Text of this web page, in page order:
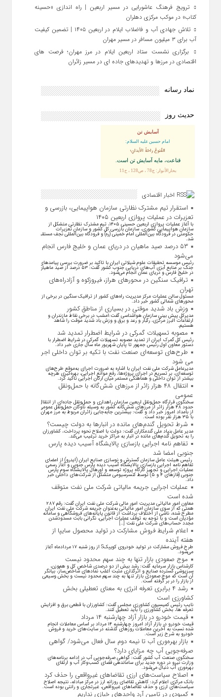
ترویج فرهنگ عاشورایی در مسیر اربعین | راه‌ اندازی «حسینه
کتاب» در موکب مرکزی دهلران
تلاش جهادی آب و فاضلاب ایلام در اربعین ۱۴۰۵ | تضمین کیفیت
آب برای ۳ میلیون مسافر در مسیر مهران
برگزاری نشست ستاد اربعین ایلام در مرز مهران؛ فرصت‌ های
اقتصادی در مرزها و تهدیدهای جاده‌ ای در مسیر زائران
نماد رسانه
حدیث روز
آسایش تن
امام حسین علیه السلام:
القُنوعُ راحَةُ الأبدانِ؛
قناعت، مايه آسايش تن است.
بحارالأنوار: ج78 ، ص128 ، ح11
اخبار اقتصادی
استقرار تیم مشترک نظارتی سازمان هواپیمایی، بازرسی و
تعزیرات در عملیات پروازی اربعین ۱۴۰۵
با آغاز عملیات پروازی اربعین حسینی ۱۴۰۵، تیم مشترک نظارتی متشکل از
سازمان هواپیمایی کشوری، سازمان بازرسی کل کشور و سازمان تعزیرات
حکومتی در فرودگاه بین‌المللی امام خمینی (ره) و فرودگاه بین‌المللی نجف مستقر
شد.
۵۳ درصد صید ماهیان در دریای عمان و خلیج فارس انجام
می‌شود
رئیس موسسه تحقیقات علوم شیلاتی ایران با تاکید بر ضرورت بررسی پیامد‌های
جنگ بر منابع آبزی آب‌های دریایی جنوب کشور گفت: ۵۳ درصد از صید ماهیان
در خلیج فارس و دریای عمان انجام می‌شود.
ترافیک سنگین در محورهای هراز، فیروزکوه و آزادراه‌های
تهران
مسئول سالن عملیات مرکز مدیریت راه‌های کشور از ترافیک سنگین در برخی از
محور‌های شمالی کشور خبر داد.
وزش باد شدید موقتی در بسیاری از مناطق کشور
مدیرکل پیش بینی سازمان هواشناسی گفت:امشب در برخی نقاط مازندران و
ارتفاعات البرز مرکزی، رگبار و رعد و برق و وزش باد شدید موقت را شاهد
هستیم.
مصوبه تسهیلات گمرکی در شرایط اضطرار تمدید شد
رئیس کل گمرک ایران از تمدید مصوبه تسهیلات گمرکی در شرایط اضطرار با
دستور معاون اول رئیس جمهور تا پایان شهریور ماه سال جاری خبر داد.
طرح‌های توسعه‌ای صنعت نفت با تکیه بر توان داخلی اجرا
می شود
مدیرعامل شرکت ملی نفت ایران با اشاره به ضرورت اجرای به‌موقع طرح‌های
توسعه‌ای، بر تسریع در اجرای پروژه‌ها، رفع موانع اجرایی، بهره‌گیری هرچه
بیشتر از توان داخلی و هماهنگی مستمر میان ارکان اجرایی تاکید کرد.
انتقال ۴۸ هزار زائر از مرزهای شش‌گانه با حمل‌ونقل
عمومی
سخنگوی قرارگاه حمل‌ونقل اربعین سازمان راهداری و حمل‌ونقل جاده‌ای از انتقال
حدود ۴۸ هزار زائر از مرز‌های شش‌گانه کشور به وسیله ناوگان حمل‌ونقل عمومی
از بامداد امروز خبر داد و گفت: بیشترین جابه‌جایی زائران مربوط به مرز مهران
با ۳۵ هزار نفر بوده است.
شرط تحویل گندم‌های مانده در انبار‌ها به دولت چیست؟
مدیر عامل بنیاد ملی گندمکاران گفت: دولت با اصلاح نحوه پرداخت، کشاورزان
را به تحویل گندم‌های مانده در انبار به مراکز خرید ترغیب می‌کند.
تفاهم نامه اجرایی بازسازی پالایشگاه آسیب دیده پارس
جنوبی امضا شد
رئیس هیئت عامل سازمان گسترش و نوسازی صنایع ایران (ایدرو) از امضای
تفاهم نامه اجرایی بازسازی پالایشگاه آسیب دیده پارس جنوبی و آغاز رسمی
عملیات اجرایی و تجهیز کارگاه پروژه توسعه و اورهال پالایشگاه سوم پارس
جنوبی (فاز‌های ۴ و ۵) توسط کنسرسیومی متشکل از شرکت‌های داخلی خبر
داد.
عملیات اجرایی جریمه مالیاتی شرکت ملی نفت متوقف
شده است
معاون امور مالیاتی مدیریت امور مالی شرکت ملی نفت ایران گفت: رقم ۲۸۷
همتی که از سوی سازمان امور مالیاتی به‌عنوان جریمه شرکت ملی نفت ایران
مطرح شده، ناشی از اختلاف برداشت از قانون پایانه‌های فروشگاهی و سامانه
مؤدیان است و با توجه به توقف عملیات اجرایی، نگرانی بابت مسدودشدن
مجدد حساب‌های شرکت ملی نفت […]
اعلام شرایط فروش مشارکت در تولید محصول سایپا از
هفته آینده
طرح فروش مشارکت در تولید خودروی کوییکS از روز شنبه ۱۷ مردادماه آغاز
می‌شود.
موج صعودی بازار تنها به چند سهم محدود نیست
کارشناس بازار سرمایه گفت: رشد بیش از دو درصدی شاخص کل و هم‌وزن،
سبزپوشی گسترده صنایع و اثرگذاری مثبت اغلب نماد‌های شاخص‌ساز، بیانگر
آن است که موج صعودی بازار تنها به چند سهم محدود نیست و بخش وسیعی
از بازار را در بر گرفته است.
رشد ۴ برابری تعرفه انرژی به معنای تعطیلی بخش
کشاورزی است
نایب رئیس کمیسیون کشاورزی مجلس گفت: کشاورزان با قطعی برق و افزایش
تعرفه ها، بخش کشاورزی را باید تعطیل کنند.
قیمت خودرو در بازار آزاد چهارشنبه ۱۴ مرداد
قیمت خودرو در بازار آزاد امروز چهارشنبه ۱۴ مرداد بر اساس معاملات انجام
شده نسبت به آخرین معاملات روز‌های گذشته در سایت‌های خرید و فروش
خودرو به شرح زیر است.
بازار بهره‌وری آب تا نیمه دوم سال فعال می‌شود/ گواهی
صرفه‌جویی آب چه مزایای دارد؟
سخنگوی صنعت آب کشور گفت: گواهی صرفه‌جویی آب در ادامه برنامه‌های
وزارت نیرو در دوره جدید برای ساماندهی فضای کسب‌وکار آب و ارتقای
بهره‌وری آب دنبال می‌شود.
اصلاح سیاست‌های ارزی تقاضاهای غیرواقعی را حذف کرد
بانک مرکزی اعلام کرد: کاهش تقاضای روزانه ارز در مرکز مبادله، نتیجه اصلاح
سیاست‌های ارزی و حذف تقاضا‌های غیرواقعی، غیرتجاری و رانتی بوده است.
کمبودی در تامین آرد واحد‌های خبازی نداریم